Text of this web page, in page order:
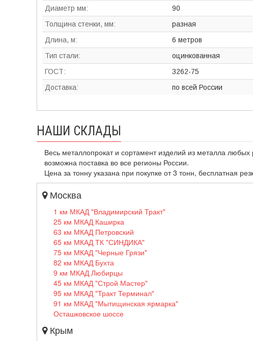
Диаметр мм:
90
Толщина стенки, мм:
разная
Длина, м:
6 метров
Тип стали:
оцинкованная
ГОСТ:
3262-75
Доставка:
по всей России
НАШИ СКЛАДЫ
Весь металлопрокат и сортамент изделий из металла
возможна поставка во все регионы России.
Цена за тонну указана при покупке от 3 тонн, бесплатная
Москва
1 км МКАД "Владимирский Тракт"
25 км МКАД Каширка
63 км МКАД Петровский
65 км МКАД ТК "СИНДИКА"
75 км МКАД "Черные Грязи"
82 км МКАД Бухта
9 км МКАД Любирцы
45 км МКАД "Строй Мастер"
95 км МКАД "Тракт Терминал"
91 км МКАД "Мытищинская ярмарка"
Осташковское шоссе
Крым